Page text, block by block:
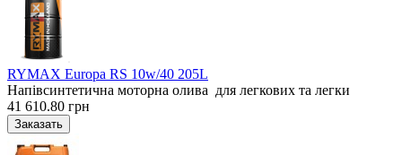
RYMAX Europa RS 10w/40 205L
Напівсинтетична моторна олива для легкових та легки
41 610.80 грн